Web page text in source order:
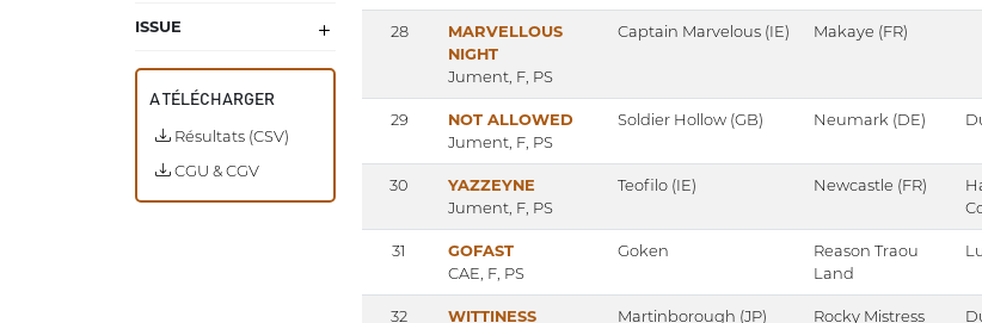
28
MARVELLOUS
NIGHT
Jument, F, PS
Captain Marvelous (IE) Makaye (FR)
29
NOT ALLOWED
Jument, F, PS
Soldier Hollow (GB) Neumark (DE)
30
YAZZEYNE
Jument, F, PS
Teofilo (IE) Newcastle (FR)
31
GOFAST
CAE, F, PS
Goken
Reason Traou
Land
32
WITTINESS
Martinborough (JP)
Rocky Mistress
ISSUE
A TÉLÉCHARGER
Résultats (CSV)
CGU & CGV